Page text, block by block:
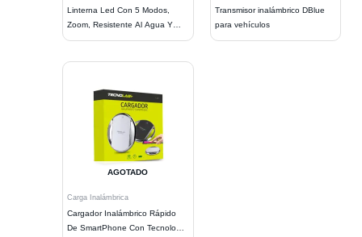
Linterna Led Con 5 Modos,
Zoom, Resistente Al Agua Y
Golpes
Transmisor inalámbrico DBlue
para vehículos
AGOTADO
Carga Inalámbrica
Cargador Inalámbrico Rápido
De SmartPhone Con Tecnología